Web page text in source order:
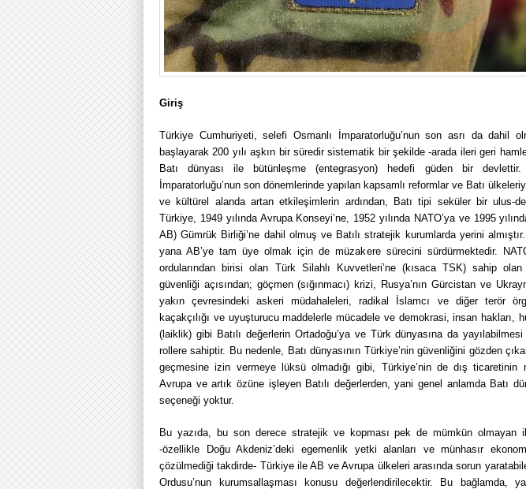
Giriş
Türkiye Cumhuriyeti, selefi Osmanlı İmparatorluğu’nun son asrı da dahil
başlayarak 200 yılı aşkın bir süredir sistematik bir şekilde -arada ileri geri
Batı dünyası ile bütünleşme (entegrasyon) hedefi güden bir
İmparatorluğu’nun son dönemlerinde yapılan kapsamlı reformlar ve Batı
ve kültürel alanda artan etkileşimlerin ardından, Batı tipi seküler bir ulus-
Türkiye, 1949 yılında Avrupa Konseyi’ne, 1952 yılında NATO’ya ve 1995
AB) Gümrük Birliği’ne dahil olmuş ve Batılı stratejik kurumlarda yerini
yana AB’ye tam üye olmak için de müzakere sürecini sürdürmektedir.
ordularından birisi olan Türk Silahlı Kuvvetleri’ne (kısaca TSK) sahip olan
güvenliği açısından; göçmen (sığınmacı) krizi, Rusya’nın Gürcistan ve
yakın çevresindeki askeri müdahaleleri, radikal İslamcı ve diğer terör
kaçakçılığı ve uyuşturucu maddelerle mücadele ve demokrasi, insan hakları,
(laiklik) gibi Batılı değerlerin Ortadoğu’ya ve Türk dünyasına da
rollere sahiptir. Bu nedenle, Batı dünyasının Türkiye’nin güvenliğini gözden
geçmesine izin vermeye lüksü olmadığı gibi, Türkiye’nin de dış ticaretinin
Avrupa ve artık özüne işleyen Batılı değerlerden, yani genel anlamda Batı
seçeneği yoktur.
Bu yazıda, bu son derece stratejik ve kopması pek de mümkün olmayan
-özellikle Doğu Akdeniz’deki egemenlik yetki alanları ve münhasır
çözülmediği takdirde- Türkiye ile AB ve Avrupa ülkeleri arasında sorun
Ordusu’nun kurumsallaşması konusu değerlendirilecektir. Bu bağlamda,